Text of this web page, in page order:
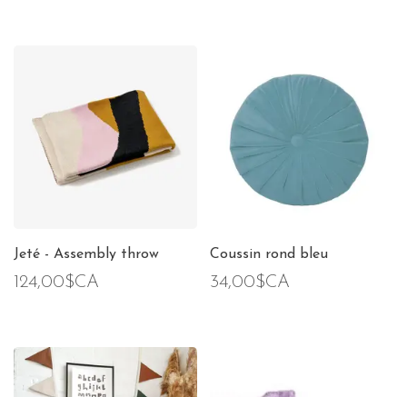
Jeté - Assembly throw
124,00$CA
Coussin rond bleu
34,00$CA